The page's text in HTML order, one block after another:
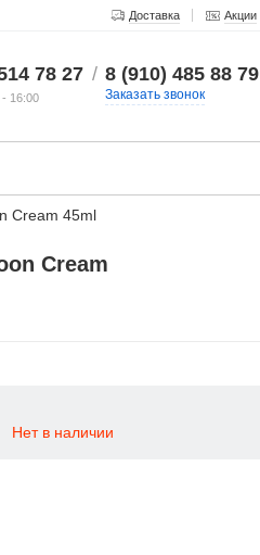
Доставка Акции
78 27
16:00
/ 8 (910) 485 88 79
Заказать звонок
Cream 45ml
Cream
Нет в наличии